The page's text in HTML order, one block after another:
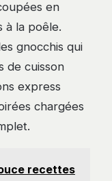
en
à la poêle.
gnocchis qui
de cuisson
express
chargées
recettes